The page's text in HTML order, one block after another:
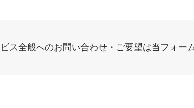
ス全般へのお問い合わせ・ご要望は当フォー